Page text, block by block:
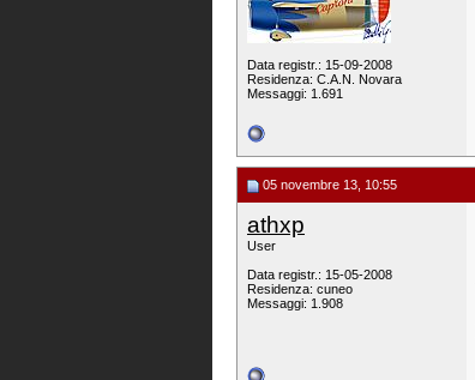
Data registr.: 15-09-2008
Residenza: C.A.N. Novara
Messaggi: 1.691
05 novembre 13, 10:55
athxp
User
Data registr.: 15-05-2008
Residenza: cuneo
Messaggi: 1.908